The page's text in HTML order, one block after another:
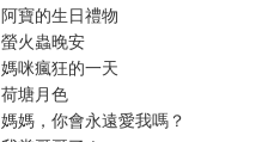
阿寶的生日禮物
螢火蟲晚安
媽咪瘋狂的一天
荷塘月色
媽媽，你會永遠愛我嗎？